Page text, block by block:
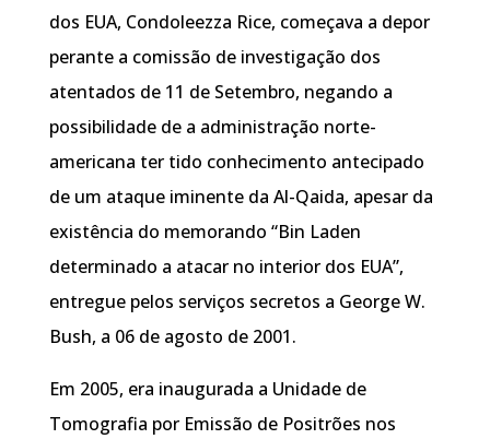
dos EUA, Condoleezza Rice, começava a depor
perante a comissão de investigação dos
atentados de 11 de Setembro, negando a
possibilidade de a administração norte-
americana ter tido conhecimento antecipado
de um ataque iminente da Al-Qaida, apesar da
existência do memorando “Bin Laden
determinado a atacar no interior dos EUA”,
entregue pelos serviços secretos a George W.
Bush, a 06 de agosto de 2001.
Em 2005, era inaugurada a Unidade de
Tomografia por Emissão de Positrões nos